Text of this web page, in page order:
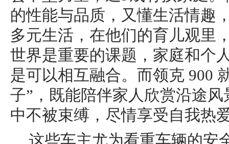
的性能与品质，又懂生活情趣
多元生活，在他们的育儿观里
世界是重要的课题，家庭和个
是可以相互融合。而领克 900
子”，既能陪伴家人欣赏沿途
中不被束缚，尽情享受自我热
这些车主尤为看重车辆的安